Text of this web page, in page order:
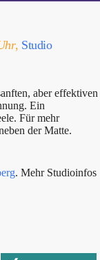
, Studio
aber effektiven
Ein
Für mehr
der Matte.
. Mehr Studioinfos